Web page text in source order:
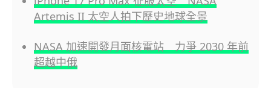
Artemis II 太空人拍下歷史地球全景
NASA 加速開發月面核電站 力爭 2030 年前
超越中俄